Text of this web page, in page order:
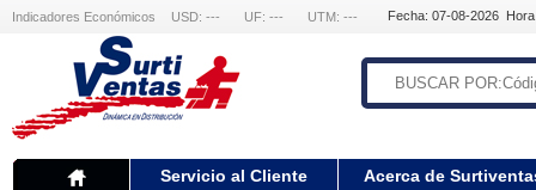
Indicadores Económicos USD: --- UF: --- UTM: --- Fecha: 07-08-2026
Servicio al Cliente Acerca de